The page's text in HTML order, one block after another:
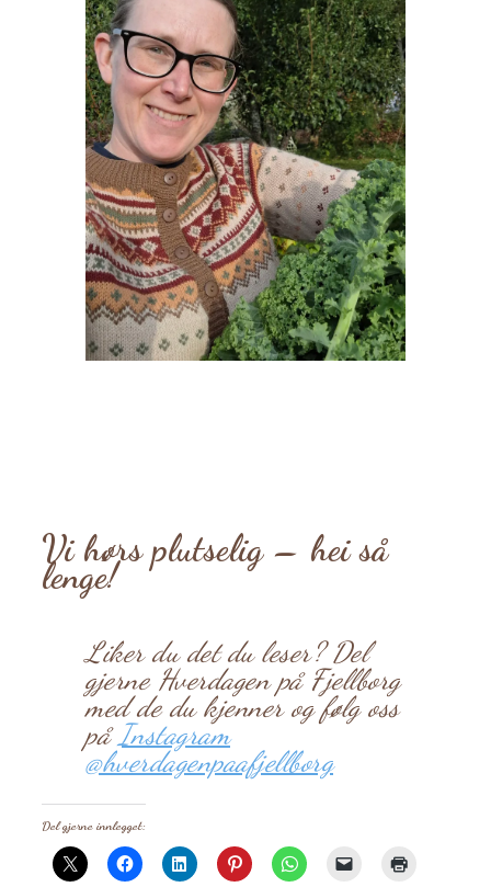
Vi hørs plutselig – hei så
lenge!
Liker du det du leser? Del
gjerne Hverdagen på Fjellborg
med de du kjenner og følg oss
på Instagram
@hverdagenpaafjellborg
Del gjerne innlegget: